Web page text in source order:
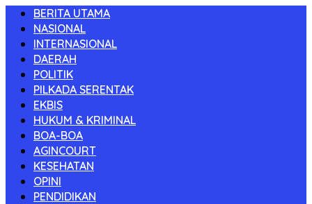
BERITA UTAMA
NASIONAL
INTERNASIONAL
DAERAH
POLITIK
PILKADA SERENTAK
EKBIS
HUKUM & KRIMINAL
BOA-BOA
AGINCOURT
KESEHATAN
OPINI
PENDIDIKAN